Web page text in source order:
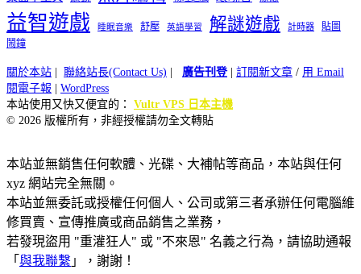
益智遊戲 睡眠音樂 舒壓 英語學習 解謎遊戲 計時器
貼圖
鬧鐘
關於本站 | 聯絡站長(Contact Us) | 廣告刊登| 訂閱新文章 / 用 Email
閱電子報 | WordPress
本站使用又快又便宜的： Vultr VPS 日本主機
© 2026 版權所有，非經授權請勿全文轉貼
本站並無銷售任何軟體、光碟、大補帖等商品，本站與任何
xyz 網站完全無關。
本站並無委託或授權任何個人、公司或第三者承辦任何電腦維
修買賣、宣傳推廣或商品銷售之業務，
若發現盜用 "重灌狂人" 或 "不來恩" 名義之行為，請協助通報
「 與我聯繫 」，謝謝！